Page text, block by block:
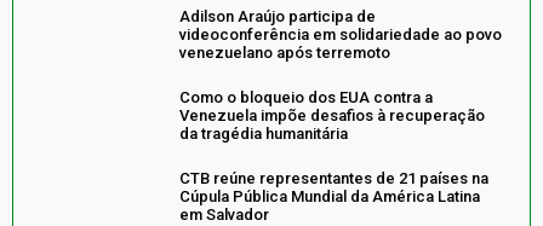
Adilson Araújo participa de
videoconferência em solidariedade ao povo
venezuelano após terremoto
Como o bloqueio dos EUA contra a
Venezuela impõe desafios à recuperação
da tragédia humanitária
CTB reúne representantes de 21 países na
Cúpula Pública Mundial da América Latina
em Salvador